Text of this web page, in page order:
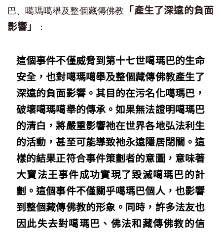
巴、噶瑪噶舉及整個藏傳佛教 「產生了深遠的負面
影響」
：
這個事件不僅威脅到第十七世噶瑪巴的生命
安全，也對噶瑪噶舉及整個藏傳佛教產生了
深遠的負面影響。其目的在污名化噶瑪巴，
破壞噶瑪噶舉的傳承。如果無法證明噶瑪巴
的清白，將嚴重影響祂在世界各地弘法利生
的活動，甚至可能導致祂永遠隱居閉關。這
樣的結果正符合事件策劃者的意圖，意味著
大寶法王事件成功實現了毀滅噶瑪巴的計
劃。這個事件不僅關乎噶瑪巴個人，也影響
到整個藏傳佛教的形象。同時，許多法友也
因此失去對噶瑪巴、佛法和藏傳佛教的信